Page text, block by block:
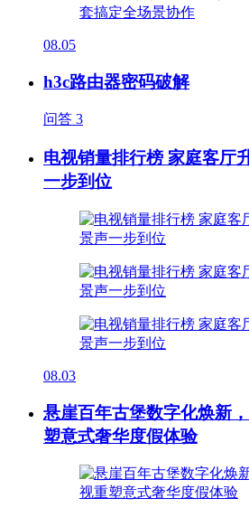
08.05
h3c路由器密码破解
问答 3
电视销量排行榜 家庭客厅
一步到位
08.03
悬崖百年古堡数字化焕新
塑意式奢华度假体验